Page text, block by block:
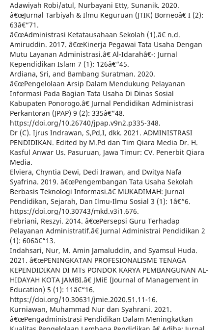
Adawiyah Robi/atul, Nurbayani Etty, Sunanik. 2020.
â€œJurnal Tarbiyah & Ilmu Keguruan (JTIK) Borneoâ€ I (2):
63â€“71.
â€œAdministrasi Ketatausahaan Sekolah (1).â€ n.d.
Amiruddin. 2017. â€œKinerja Pegawai Tata Usaha Dengan
Mutu Layanan Administrasi.â€ Al-Idarahâ€¯: Jurnal
Kependidikan Islam 7 (1): 126â€“45.
Ardiana, Sri, and Bambang Suratman. 2020.
â€œPengelolaan Arsip Dalam Mendukung Pelayanan
Informasi Pada Bagian Tata Usaha Di Dinas Sosial
Kabupaten Ponorogo.â€ Jurnal Pendidikan Administrasi
Perkantoran (JPAP) 9 (2): 335â€“48.
https://doi.org/10.26740/jpap.v9n2.p335-348.
Dr (C). Ijrus Indrawan, S,Pd,I, dkk. 2021. ADMINISTRASI
PENDIDIKAN. Edited by M.Pd dan Tim Qiara Media Dr. H.
Kasful Anwar Us. Pasuruan, Jawa Timur: CV. Penerbit Qiara
Media.
Elviera, Chyntia Dewi, Dedi Irawan, and Dwitya Nafa
Syafrina. 2019. â€œPengembangan Tata Usaha Sekolah
Berbasis Teknologi Informasi.â€ MUKADIMAH: Jurnal
Pendidikan, Sejarah, Dan Ilmu-Ilmu Sosial 3 (1): 1â€“6.
https://doi.org/10.30743/mkd.v3i1.676.
Febriani, Reszyi. 2014. â€œPersepsi Guru Terhadap
Pelayanan Administratif.â€ Jurnal Administrai Pendidikan 2
(1): 606â€“13.
Indahsari, Nur, M. Amin Jamaluddin, and Syamsul Huda.
2021. â€œPENINGKATAN PROFESIONALISME TENAGA
KEPENDIDIKAN DI MTs PONDOK KARYA PEMBANGUNAN AL-
HIDAYAH KOTA JAMBI.â€ JMiE (Journal of Management in
Education) 5 (1): 11â€“16.
https://doi.org/10.30631/jmie.2020.51.11-16.
Kurniawan, Muhammad Nur dan Syahrani. 2021.
â€œPengadministrasi Pendidikan Dalam Meningkatkan